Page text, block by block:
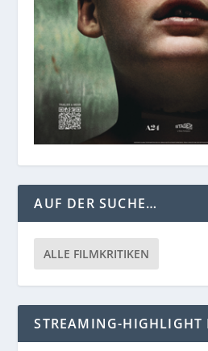
AUF DER SUCHE…
ALLE FILMKRITIKEN
STREAMING-HIGHLIGHT